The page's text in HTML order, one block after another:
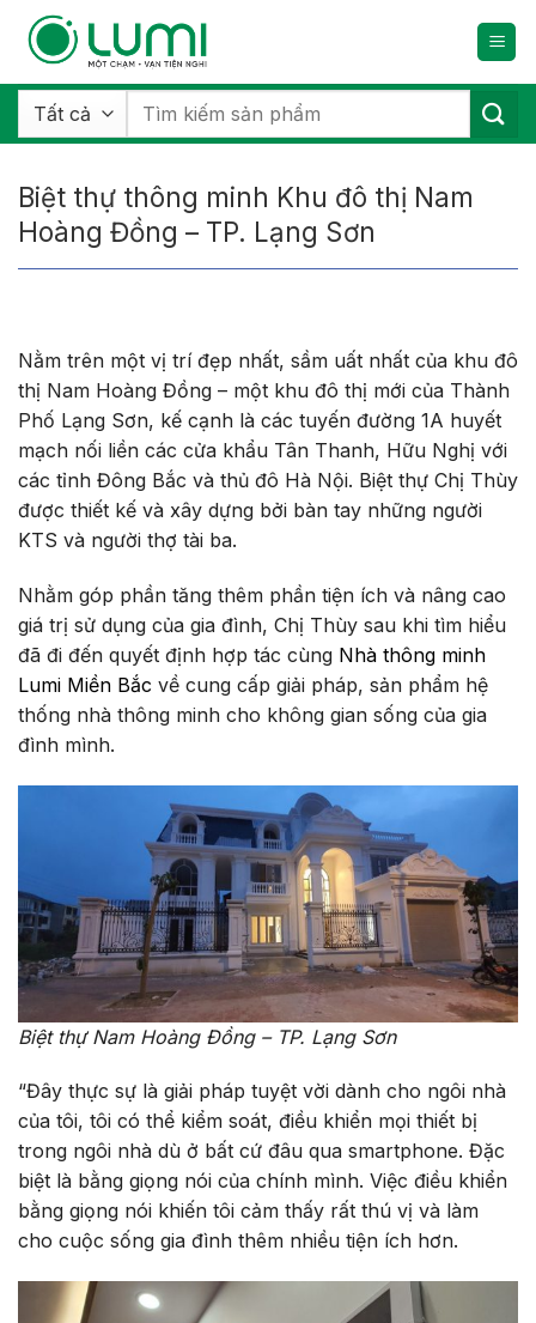
qua
dung
Tìm
Biệt thự thông minh Khu đô thị Nam
Hoàng Đồng – TP. Lạng Sơn
Nằm trên một vị trí đẹp nhất, sầm uất nhất của khu đô
thị Nam Hoàng Đồng – một khu đô thị mới của Thành
Phố Lạng Sơn, kế cạnh là các tuyến đường 1A huyết
mạch nối liền các cửa khẩu Tân Thanh, Hữu Nghị với
các tỉnh Đông Bắc và thủ đô Hà Nội. Biệt thự Chị Thùy
được thiết kế và xây dựng bởi bàn tay những người
KTS và người thợ tài ba.
Nhằm góp phần tăng thêm phần tiện ích và nâng cao
giá trị sử dụng của gia đình, Chị Thùy sau khi tìm hiểu
đã đi đến quyết định hợp tác cùng Nhà thông minh
Lumi Miền Bắc về cung cấp giải pháp, sản phẩm hệ
thống nhà thông minh cho không gian sống của gia
đình mình.
Biệt thự Nam Hoàng Đồng – TP. Lạng Sơn
“Đây thực sự là giải pháp tuyệt vời dành cho ngôi nhà
của tôi, tôi có thể kiểm soát, điều khiển mọi thiết bị
trong ngôi nhà dù ở bất cứ đâu qua smartphone. Đặc
biệt là bằng giọng nói của chính mình. Việc điều khiển
bằng giọng nói khiến tôi cảm thấy rất thú vị và làm
cho cuộc sống gia đình thêm nhiều tiện ích hơn.